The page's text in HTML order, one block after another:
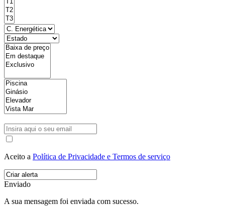
Aceito a Política de Privacidade e Termos de serviço
Enviado
A sua mensagem foi enviada com sucesso.